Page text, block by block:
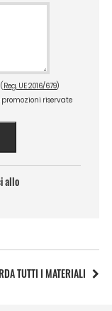
Reg. UE 2016/679)
riservate
allo
TUTTI I MATERIALI